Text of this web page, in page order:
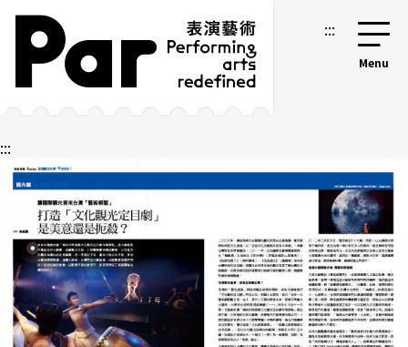
跳到主要內容區塊
網站導覽 :::
:::